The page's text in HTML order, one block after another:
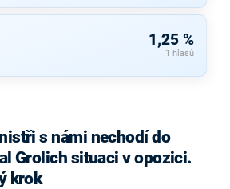
1,25 %
1 hlasů
s námi nechodí do
Grolich situaci v opozici.
krok